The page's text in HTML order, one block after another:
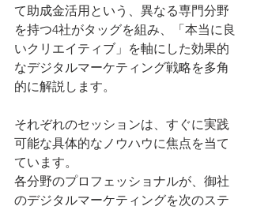
て助成金活用という、異なる専門分野
を持つ4社がタッグを組み、「本当に良
いクリエイティブ」を軸にした効果的
なデジタルマーケティング戦略を多角
的に解説します。
それぞれのセッションは、すぐに実践
可能な具体的なノウハウに焦点を当て
ています。
各分野のプロフェッショナルが、御社
のデジタルマーケティングを次のステ